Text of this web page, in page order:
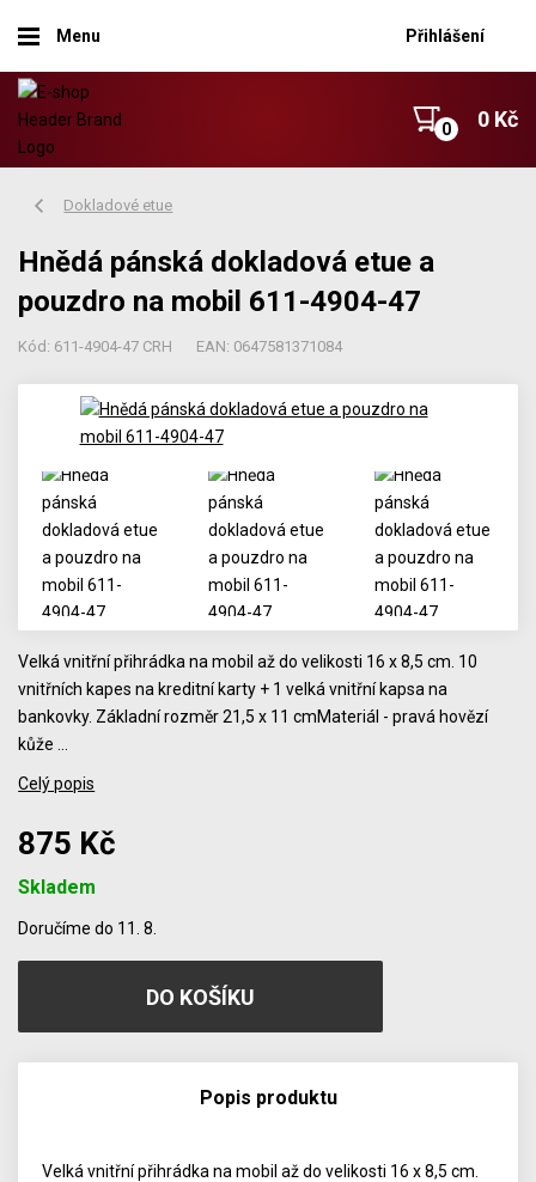
Menu Přihlášení
0 Kč
Dokladové etue
Hnědá pánská dokladová etue a
pouzdro na mobil 611-4904-47
Kód: 611-4904-47 CRH EAN: 0647581371084
Velká vnitřní přihrádka na mobil až do velikosti 16 x 8,5 cm. 10
vnitřních kapes na kreditní karty + 1 velká vnitřní kapsa na
bankovky. Základní rozměr 21,5 x 11 cmMateriál - pravá hovězí
kůže …
Celý popis
875 Kč
Skladem
Doručíme do 11. 8.
Popis produktu
Velká vnitřní přihrádka na mobil až do velikosti 16 x 8,5 cm.